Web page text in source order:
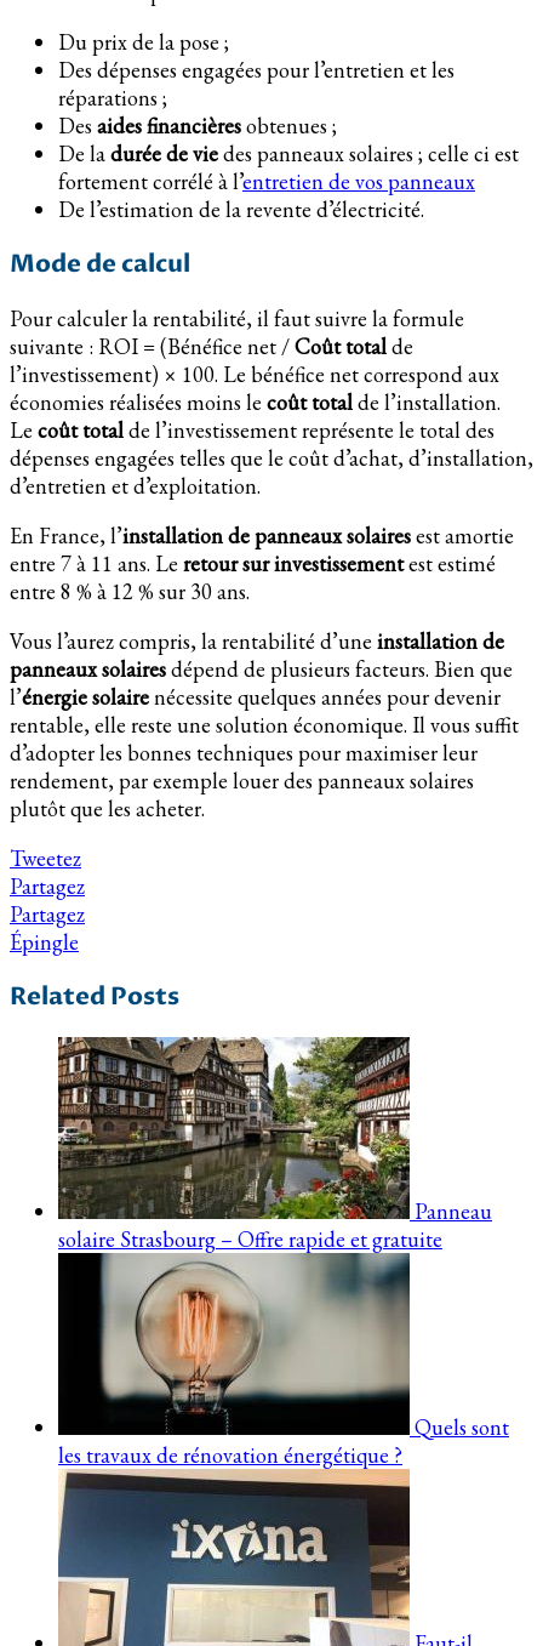
Du prix de la pose ;
Des dépenses engagées pour l’entretien et les
réparations ;
Des aides financièresobtenues ;
De ladurée de viedes panneaux solaires ; celle ci est
fortement corrélé à l’entretien de vos panneaux
De l’estimation de la revente d’électricité.
Mode de calcul
Pour calculer la rentabilité, il faut suivre la formule
suivante : ROI = (Bénéfice net /Coût totalde
l’investissement) × 100. Le bénéfice net correspond aux
économies réalisées moins le coût totalde l’installation.
Le coût totalde l’investissement représente le total des
dépenses engagées telles que le coût d’achat, d’installation,
d’entretien et d’exploitation.
En France, l’installation de panneaux solairesest amortie
entre 7 à 11 ans. Le retour sur investissementest estimé
entre 8 % à 12 % sur 30 ans.
Vous l’aurez compris, la rentabilité d’une installation de
panneaux solairesdépend de plusieurs facteurs. Bien que
l’énergie solairenécessite quelques années pour devenir
rentable, elle reste une solution économique. Il vous suffit
d’adopter les bonnes techniques pour maximiser leur
rendement, par exemple louer des panneaux solaires
plutôt que les acheter.
Tweetez
Partagez
Partagez
Épingle
Related Posts
Panneau
solaire Strasbourg – Offre rapide et gratuite
Quels sont
les travaux de rénovation énergétique ?